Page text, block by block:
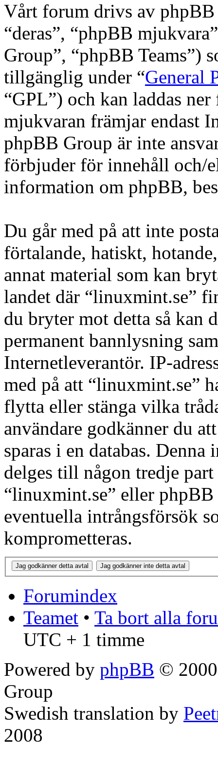
Vårt forum drivs av phpBB
“deras”, “phpBB
Group”, “phpBB Teams”)
tillgänglig under “General
“GPL”) och kan laddas
mjukvaran främjar endast
phpBB Group är inte
förbjuder för innehåll och/
information om phpBB,
Du går med på att inte
förtalande, hatiskt,
annat material som kan
landet där “linuxmint.se”
du bryter mot detta så kan
permanent bannlysning
Internetleverantör. IP-
med på att “linuxmint.se”
flytta eller stänga vilka
användare godkänner du
sparas i en databas.
delges till någon tredje
“linuxmint.se” eller
eventuella intrångsförsök
komprometteras.
Forumindex
Teamet • Ta bort alla
UTC + 1 timme
Powered by phpBB ©
Group
Swedish translation by
2008